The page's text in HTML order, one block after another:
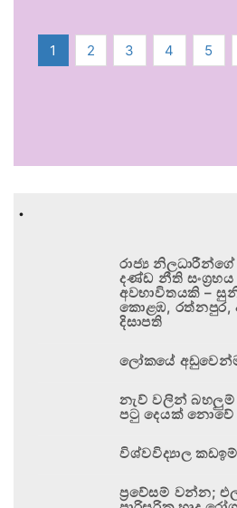
1 2 3 4 5
.
රාජ්‍ය
දණ්ඩ නීති
අවභාවිතයකි –
කොළඹ, රත්නපුර,
දිසාපති
ලෝකයේ
නැව් වලින් බහලුම්
පටු දෙයක් නොවේ
විශ්වවිද්‍යාල
ප්‍රවේසම් වන්න;